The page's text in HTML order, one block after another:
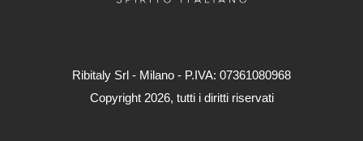
Ribitaly Srl - Milano - P.IVA: 073​61080​968
Copyright 2026, tutti i diritti riservati